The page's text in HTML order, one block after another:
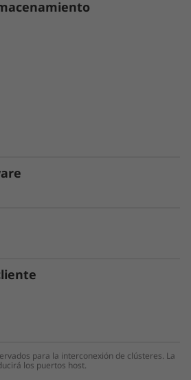
y seguros
líder
datos es una preocupación
el ransomware y otras
externas o internas para
rápidamente en
activado y la detección
automático protegen
para la interconexión de clústeres. La
los puertos host.